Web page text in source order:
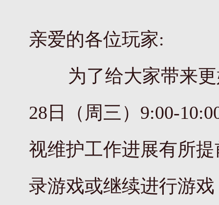
亲爱的各位玩家:
为了给大家带来更
28日（周三）9:00-
视维护工作进展有所
录游戏或继续进行游